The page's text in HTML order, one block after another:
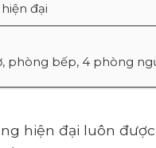
đại
phòng bếp, 4 phòng
hiện đại luôn